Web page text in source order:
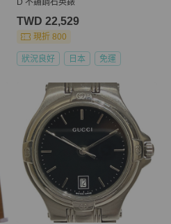
D 不鏽鋼石英錶
TWD 22,529
現折 800
狀況良好 日本 免運